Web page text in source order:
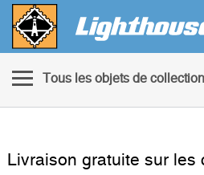
Tous les objets de collection
Livraison gratuite sur les